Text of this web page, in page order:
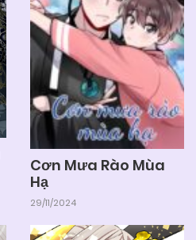
Cơn Mưa Rào Mùa
Hạ
29/11/2024